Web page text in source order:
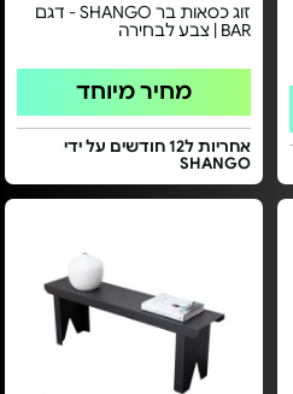
זוג כסאות בר SHANGO - דגם
BAR | צבע לבחירה
מחיר מיוחד
אחריות ל12 חודשים על ידי
SHANGO